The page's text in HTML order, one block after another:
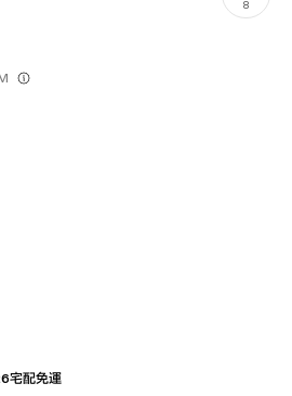
8
宅配免運